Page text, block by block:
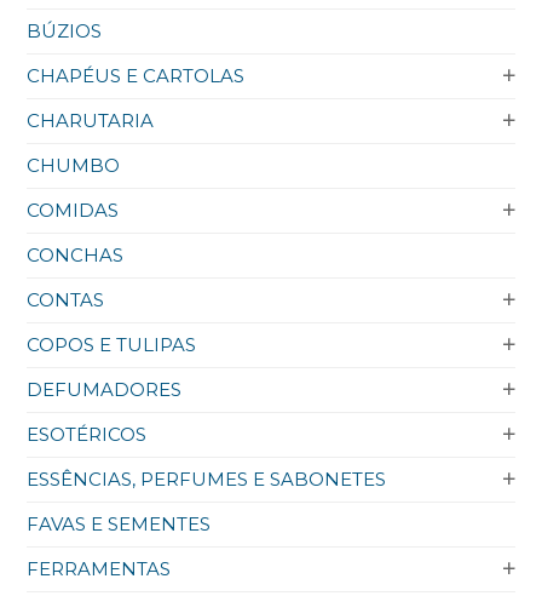
BÚZIOS
CHAPÉUS E CARTOLAS
CHARUTARIA
CHUMBO
COMIDAS
CONCHAS
CONTAS
COPOS E TULIPAS
DEFUMADORES
ESOTÉRICOS
ESSÊNCIAS, PERFUMES E SABONETES
FAVAS E SEMENTES
FERRAMENTAS